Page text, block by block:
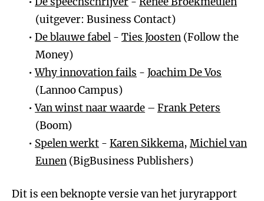
(uitgever: Business Contact)
De blauwe fabel -Ties Joosten (Follow the
Money)
Why innovation fails -Joachim De Vos
(Lannoo Campus)
Van winst naar waarde –Frank Peters
(Boom)
Spelen werkt -Karen Sikkema,Michiel van
Eunen (BigBusiness Publishers)
Dit is een beknopte versie van het juryrapport